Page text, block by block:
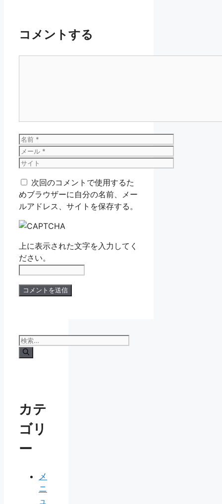
コメントする
名
前
メ
ー
サ
ト 次回のコメントで使用するた
めブラウザーに自分の名前、メー
ルアドレス、サイトを保存する。
上に表示された文字を入力してく
ださい。
検
索:
カテ
ゴリ
ー
メ
ニ
ュ